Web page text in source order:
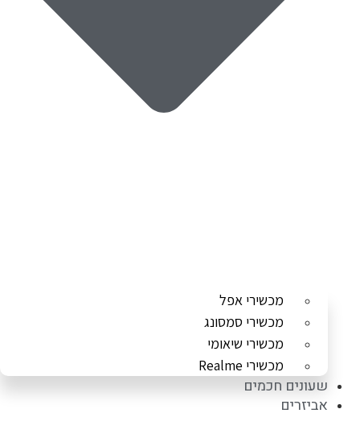
מכשירי אפל
מכשירי סמסונג
מכשירי שיאומי
מכשירי Realme
שעונים חכמים
אביזרים